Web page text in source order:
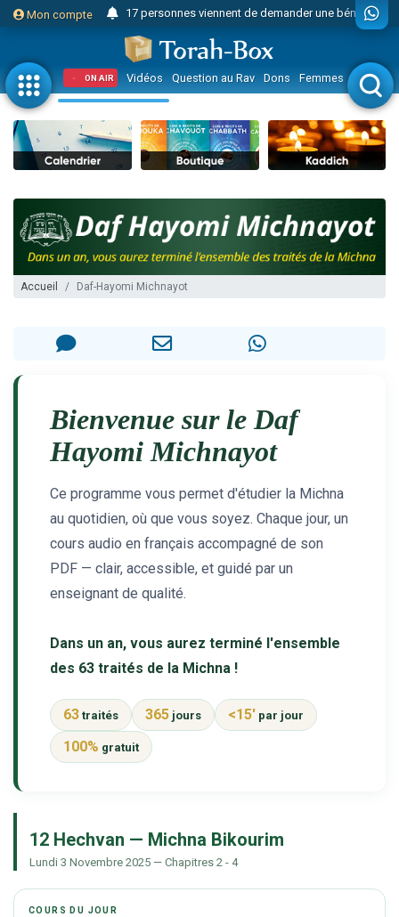
Mon compte
Il reste 49 places pour étudier en groupe sur Zoom
23 personnes viennent de faire un don pour Diane, 80 ans, dans un appartement insalubre
Eva vient de donner son Maasser
4 personnes viennent de nous rejoindre sur WhatsApp
3 personnes viennent de nous rejoindre sur WhatsApp
Odaya vient de donner son Maasser
3 personnes viennent de faire un don pour 5 jours de vacances aux Orphelins
2 personnes viennent de nous rejoindre sur WhatsApp
13 personnes viennent de demander une bénédiction
Il reste 49 places pour étudier en groupe sur Zoom
12 nouvelles musiques dans Torah-Box Music
2 nouvelles musiques dans Torah-Box Music
8 personnes viennent de faire un don pour Tsédaka : pauvres d'Israel
ON AIR Vidéos Question au Rav Dons Femmes Enfants
Accueil Daf-Hayomi Michnayot
Bienvenue sur le Daf
Hayomi Michnayot
Ce programme vous permet d'étudier la Michna
au quotidien, où que vous soyez. Chaque jour, un
cours audio en français accompagné de son
PDF — clair, accessible, et guidé par un
enseignant de qualité.
Dans un an, vous aurez terminé l'ensemble
des 63 traités de la Michna !
63 traités 365 jours <15' par jour
100% gratuit
12 Hechvan — Michna Bikourim
Lundi 3 Novembre 2025 — Chapitres 2 - 4
COURS DU JOUR